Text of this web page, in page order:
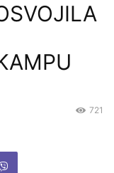
721